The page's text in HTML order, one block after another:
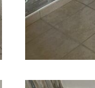
la fraude et réparer
publicités et du
les choix en matière de